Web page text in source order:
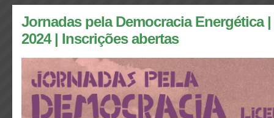
Jornadas pela Democracia Energética |
2024 | Inscrições abertas